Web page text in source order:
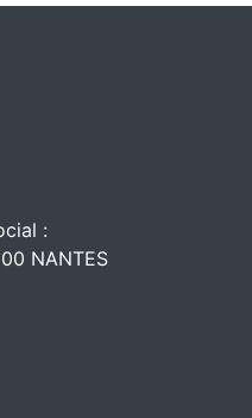
:
NANTES